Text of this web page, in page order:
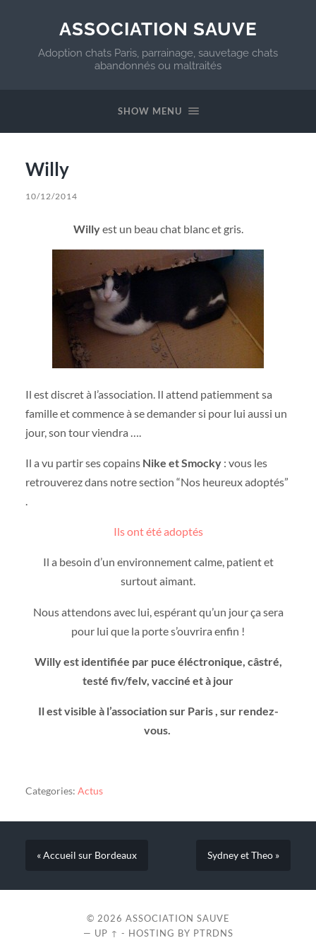
ASSOCIATION SAUVE
Adoption chats Paris, parrainage, sauvetage chats
abandonnés ou maltraités
SHOW MENU
Willy
10/12/2014
Willyest un beau chat blanc et gris.
Il est discret à l’association. Il attend patiemment sa
famille et commence à se demander si pour lui aussi un
jour, son tour viendra ….
Il a vu partir ses copains Nike et Smocky: vous les
retrouverez dans notre section “Nos heureux adoptés”
.
Ils ont été adoptés
Il a besoin d’un environnement calme, patient et
surtout aimant.
Nous attendons avec lui, espérant qu’un jour ça sera
pour lui que la porte s’ouvrira enfin !
Willy est identifiée par puce éléctronique, câstré,
testé fiv/felv, vacciné et à jour
Il est visible à l’association sur Paris , sur rendez-
vous.
Categories: Actus
« Accueil sur Bordeaux Sydney et Theo »
© 2026 ASSOCIATION SAUVE
— UP ↑ - HOSTING BY PTRDNS